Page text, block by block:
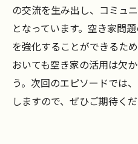
の交流を生み出し、コミュ
となっています。空き家問
を強化することができるた
おいても空き家の活用は欠
う。次回のエピソードでは
しますので、ぜひご期待くだ